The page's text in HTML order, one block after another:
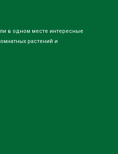
в одном месте интересные
растений и